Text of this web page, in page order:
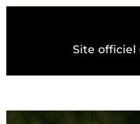
Site officiel